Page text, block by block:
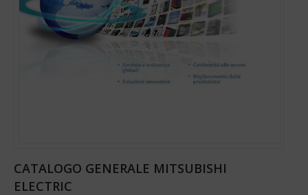
CATALOGO GENERALE MITSUBISHI
ELECTRIC